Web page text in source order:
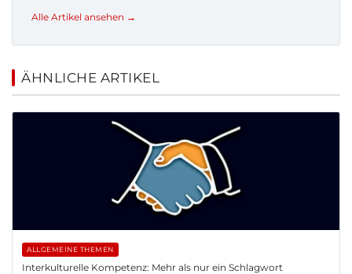
Alle Artikel ansehen →
ÄHNLICHE ARTIKEL
ALLGEMEINE THEMEN
Interkulturelle Kompetenz: Mehr als nur ein Schlagwort